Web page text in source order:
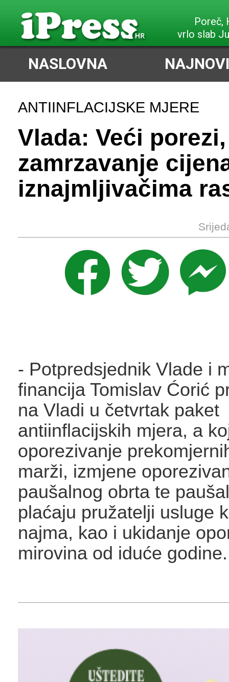
Poreč,
vrlo slab
NASLOVNA
ANTIINFLACIJSKE MJERE
Vlada: Veći porezi,
zamrzavanje
iznajmljivačima
- Potpredsjednik Vlade i
financija Tomislav Ćorić
na Vladi u četvrtak paket
antiinflacijskih mjera, a
oporezivanje
marži, izmjene
paušalnog obrta te
plaćaju pružatelji usluge
najma, kao i ukidanje
mirovina od iduće godine.